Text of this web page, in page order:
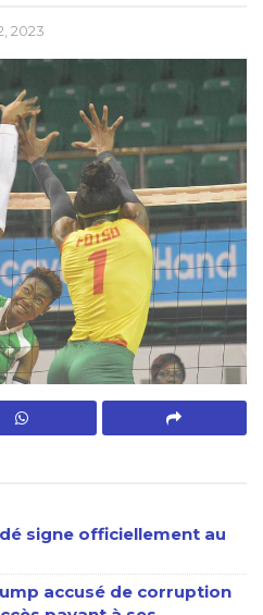
2023
signe officiellement au
accusé de corruption